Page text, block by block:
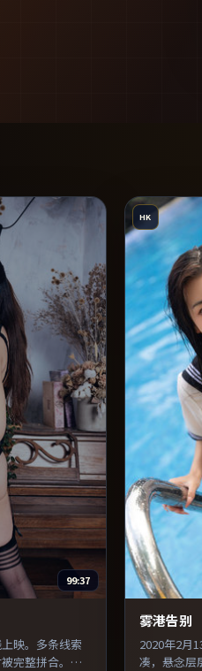
99:37
映。多条线索
完整拼合。导
HK
雾港告别
2020年2月
凑，悬念层